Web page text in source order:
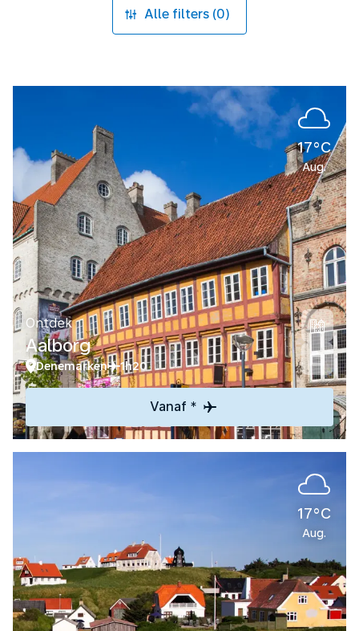
Alle filters (0)
17°C
Aug.
Ontdek
Aalborg
Denemarken 1h20
Vanaf *
17°C
Aug.